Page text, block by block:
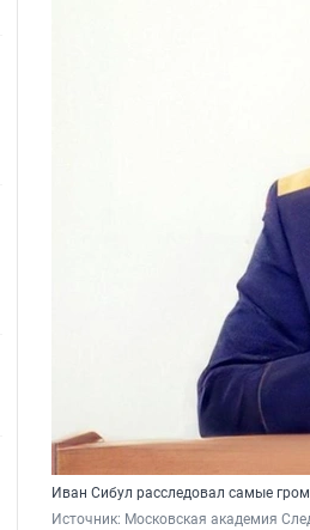
Иван Сибул расследовал самые
Источник: Московская академия